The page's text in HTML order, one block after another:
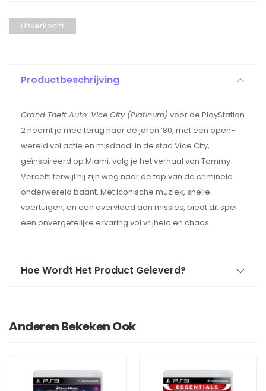
Uitverkocht
Productbeschrijving
Grand Theft Auto: Vice City (Platinum) voor de PlayStation
2 neemt je mee terug naar de jaren ’80, met een open-
wereld vol actie en misdaad. In de stad Vice City,
geïnspireerd op Miami, volg je het verhaal van Tommy
Vercetti terwijl hij zijn weg naar de top van de criminele
onderwereld baant. Met iconische muziek, snelle
voertuigen, en een overvloed aan missies, biedt dit spel
een onvergetelijke ervaring vol vrijheid en chaos.
Hoe Wordt Het Product Geleverd?
Anderen Bekeken Ook